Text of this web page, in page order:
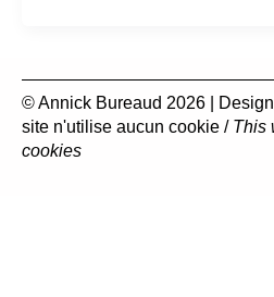
© Annick Bureaud 2026 | Design
site n'utilise aucun cookie / This
cookies